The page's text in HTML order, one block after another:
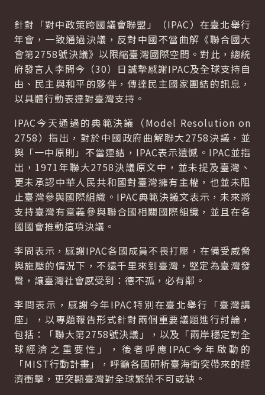
針對「對中政策跨國議會聯盟」（IPAC）在臺北舉行
年會，一致通過決議，反對中國不當曲解《聯合國大
會第2758號決議》以限縮臺灣國際空間。對此，總統
府發言人李問今（30）日誠摯感謝IPAC及全球支持自
由、民主與和平的夥伴，傳達民主國家團結的訊息，
以具體行動表達對臺灣支持。
IPAC今天通過的典範決議（Model Resolution on
2758）指出，對於中國政府曲解聯大2758決議，並
與「一中原則」不當連結，IPAC表示遺憾。IPAC並指
出，1971年聯大2758決議原文中，並未提及臺灣、
更未承認中華人民共和國對臺灣擁有主權，也並未阻
止臺灣參與國際組織。IPAC典範決議文表示，未來將
支持臺灣有意義參與聯合國相關國際組織，並且在各
國國會推動這項決議。
李問表示，感謝IPAC各國成員不畏打壓，在備受威脅
與施壓的情況下，不遠千里來到臺灣，堅定為臺灣發
聲，讓臺灣社會感受到：德不孤，必有鄰。
李問表示，感謝今年IPAC特別在臺北舉行「臺灣講
座」，以專題報告形式針對兩個重要議題進行討論，
包括：「聯大第2758號決議」，以及「兩岸穩定對全
球經濟之重要性」，後者呼應IPAC今年啟動的
「MIST行動計畫」，呼籲各國研析臺海衝突帶來的經
濟衝擊，更突顯臺灣對全球繁榮不可或缺。